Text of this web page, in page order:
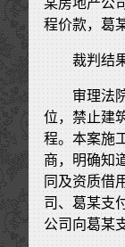
程价款，葛
裁判结
审理法
位，禁止建
程。本案施
商，明确知
同及资质借
司、葛某支
公司向葛某